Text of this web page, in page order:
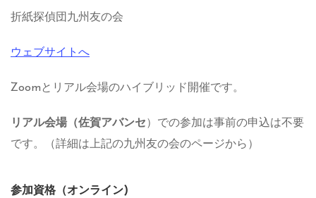
折紙探偵団九州友の会
ウェブサイトへ
Zoomとリアル会場のハイブリッド開催です。
リアル会場（佐賀アバンセ ）での参加は事前の申込は不要
です。（詳細は上記の九州友の会のページから）
参加資格（オンライン)